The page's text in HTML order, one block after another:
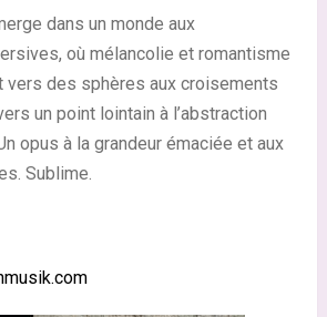
dans un monde aux
où mélancolie et romantisme
vers des sphères aux croisements
un point lointain à l’abstraction
opus à la grandeur émaciée et aux
Sublime.